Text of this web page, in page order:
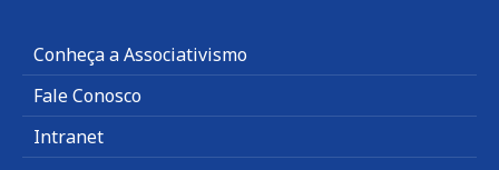
Conheça a Associativismo
Fale Conosco
Intranet